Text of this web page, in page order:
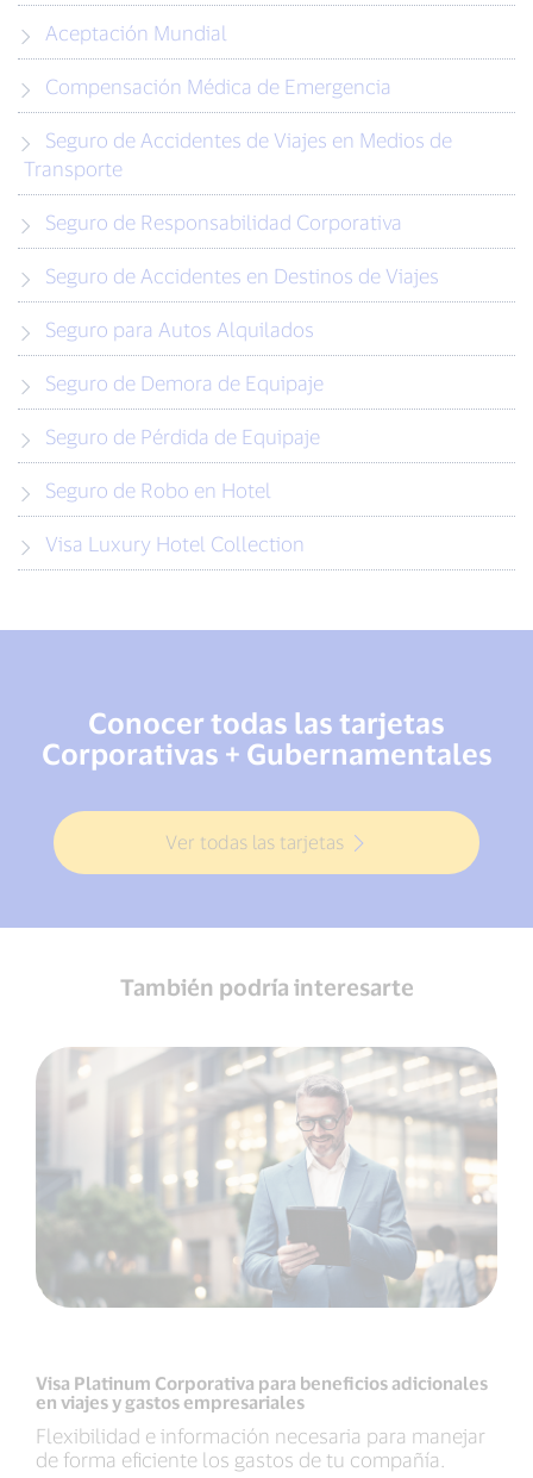
Aceptación Mundial
Compensación Médica de Emergencia
Transporte
Seguro de Responsabilidad Corporativa
Seguro de Accidentes en Destinos de Viajes
Seguro para Autos Alquilados
Seguro de Demora de Equipaje
Seguro de Pérdida de Equipaje
Seguro de Robo en Hotel
Visa Luxury Hotel Collection
Conocer todas las tarjetas
Corporativas + Gubernamentales
Ver todas las tarjetas
También podría interesarte
Visa Platinum Corporativa para beneficios adicionales
en viajes y gastos empresariales
Flexibilidad e información necesaria para manejar
de forma eficiente los gastos de tu compañía.